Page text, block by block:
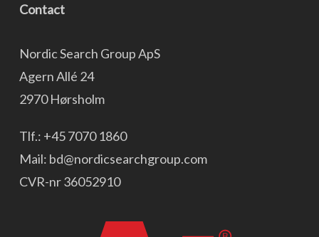
Contact
Nordic Search Group ApS
Agern Allé 24
2970 Hørsholm
Tlf.: +45 7070 1860
Mail: bd@nordicsearchgroup.com
CVR-nr 36052910